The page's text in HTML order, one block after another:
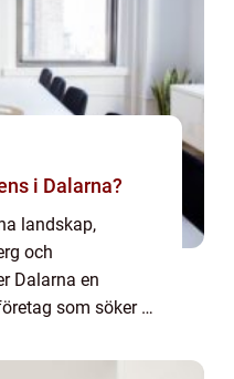
i Dalarna?
landskap,
och
Dalarna en
som söker en